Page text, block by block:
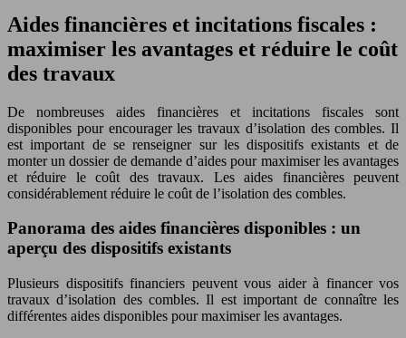
Aides financières et incitations fiscales :
maximiser les avantages et réduire le coût
des travaux
De nombreuses aides financières et incitations fiscales sont
disponibles pour encourager les travaux d’isolation des combles. Il
est important de se renseigner sur les dispositifs existants et de
monter un dossier de demande d’aides pour maximiser les avantages
et réduire le coût des travaux. Les aides financières peuvent
considérablement réduire le coût de l’isolation des combles.
Panorama des aides financières disponibles : un
aperçu des dispositifs existants
Plusieurs dispositifs financiers peuvent vous aider à financer vos
travaux d’isolation des combles. Il est important de connaître les
différentes aides disponibles pour maximiser les avantages.